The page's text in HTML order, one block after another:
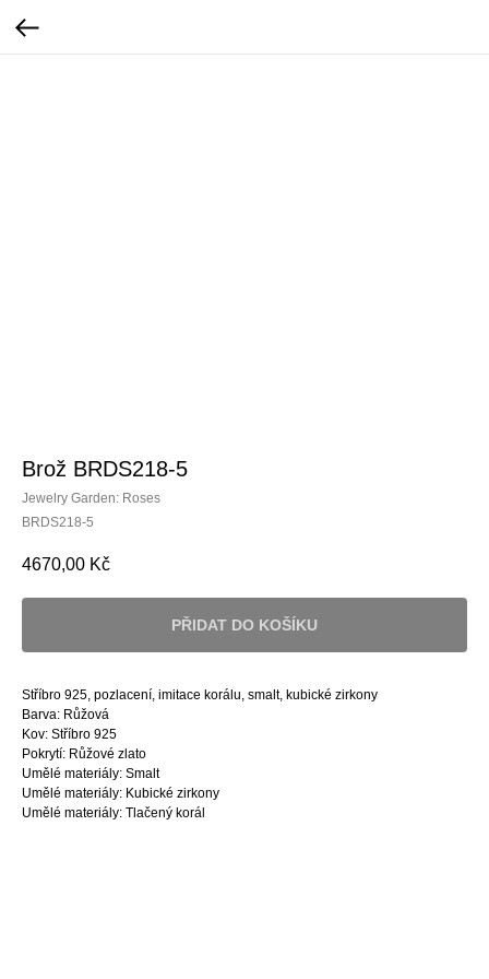
Brož BRDS218-5
Jewelry Garden: Roses
BRDS218-5
4670,00 Kč
PŘIDAT DO KOŠÍKU
Stříbro 925, pozlacení, imitace korálu, smalt, kubické zirkony
Barva: Růžová
Kov: Stříbro 925
Pokrytí: Růžové zlato
Umělé materiály: Smalt
Umělé materiály: Kubické zirkony
Umělé materiály: Tlačený korál